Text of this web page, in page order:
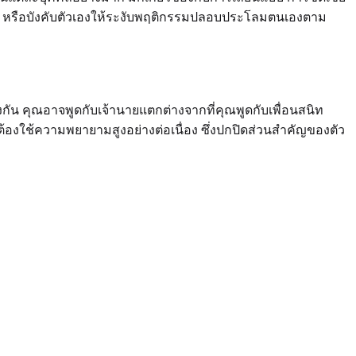
บังคับตัวเองให้ระงับพฤติกรรมปลอบประโลมตนเองตาม
กัน คุณอาจพูดกับเจ้านายแตกต่างจากที่คุณพูดกับเพื่อนสนิท
งใช้ความพยายามสูงอย่างต่อเนื่อง ซึ่งปกปิดส่วนสำคัญของตัว